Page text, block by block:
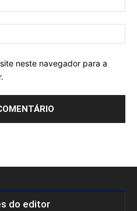
neste navegador para a
do editor